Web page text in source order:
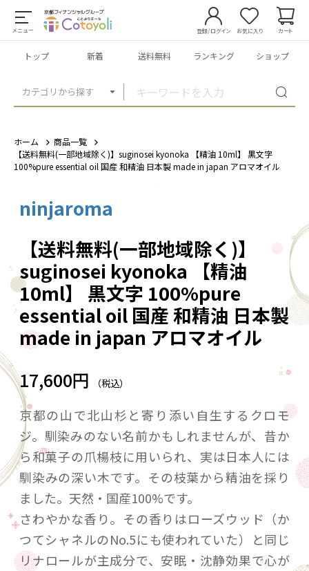
メニュー
カテゴリから探す
登録/ログイン お気に入り カート
トップ 新着 送料無料 ランキング ショップ
ホーム
商品一覧
【送料無料(一部地域除く)】suginosei kyonoka 【精油 10ml】 黒文字
100%pure essential oil 国産 和精油 日本製 made in japan アロマオイル
ninjaroma
【送料無料(一部地域除く)】
suginosei kyonoka 【精油
10ml】 黒文字 100%pure
essential oil 国産 和精油 日本製
made in japan アロマオイル
17,600円 （税込）
京都の山で北山杉と寄り添い自生するクロモ
ジ。馴染みのない名前かもしれませんが、昔か
ら和菓子の爪楊枝に用いられ、実は日本人には
馴染みの深い木です。その枝葉から精油を採り
ました。天然・国産100%です。
さわやかな香り。その香りはローズウッド（か
つてシャネルのNo.5にも使われていた）と同じ
リナロールが主成分で、安眠・沈静効果で心が